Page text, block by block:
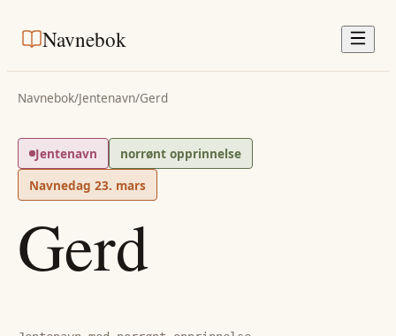
Navnebok
Navnebok/Jentenavn/Gerd
Jentenavn
norrønt opprinnelse
Navnedag 23. mars
Gerd